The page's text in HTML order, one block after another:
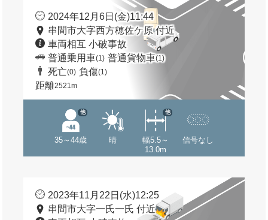
2024年12月6日(金)11:44
串間市大字西方穂佐ケ原 付近
車両相互 小破事故
普通乗用車(1) 普通貨物車(1)
死亡(0) 負傷(1)
距離2521m
35～44歳
他
晴
幅5.5～
13.0m
他
信号なし
2023年11月22日(水)12:25
串間市大字一氏一氏 付近